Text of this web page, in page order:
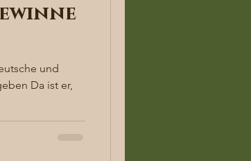
und
ist er,